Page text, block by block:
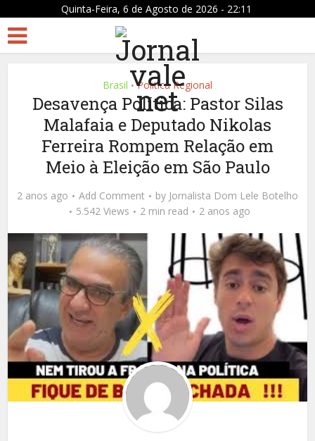
Quinta-Feira, 6 de Agosto de 2026 - 22:11
Brasil • Politica Regional
Desavença Política: Pastor Silas
Malafaia e Deputado Nikolas
Ferreira Rompem Relação em
Meio à Eleição em São Paulo
2 anos ago Add Comment by Jornalista Dom Lele Botelho
5.542 Views
2 min read 2 anos ago